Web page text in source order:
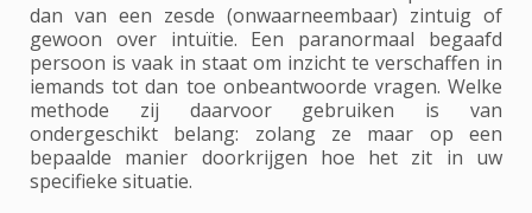
dan van een zesde (onwaarneembaar) zintuig of
gewoon over intuïtie. Een paranormaal begaafd
persoon is vaak in staat om inzicht te verschaffen in
iemands tot dan toe onbeantwoorde vragen. Welke
methode zij daarvoor gebruiken is van
ondergeschikt belang: zolang ze maar op een
bepaalde manier doorkrijgen hoe het zit in uw
specifieke situatie.